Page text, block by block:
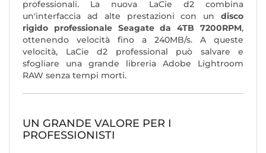
professionali. La nuova LaCie d2 combina
un'interfaccia ad alte prestazioni con un disco
rigido professionale Seagate da 4TB 7200RPM,
ottenendo velocità fino a 240MB/s. A queste
velocità, LaCie d2 professional può salvare e
sfogliare una grande libreria Adobe Lightroom
RAW senza tempi morti.
UN GRANDE VALORE PER I
PROFESSIONISTI